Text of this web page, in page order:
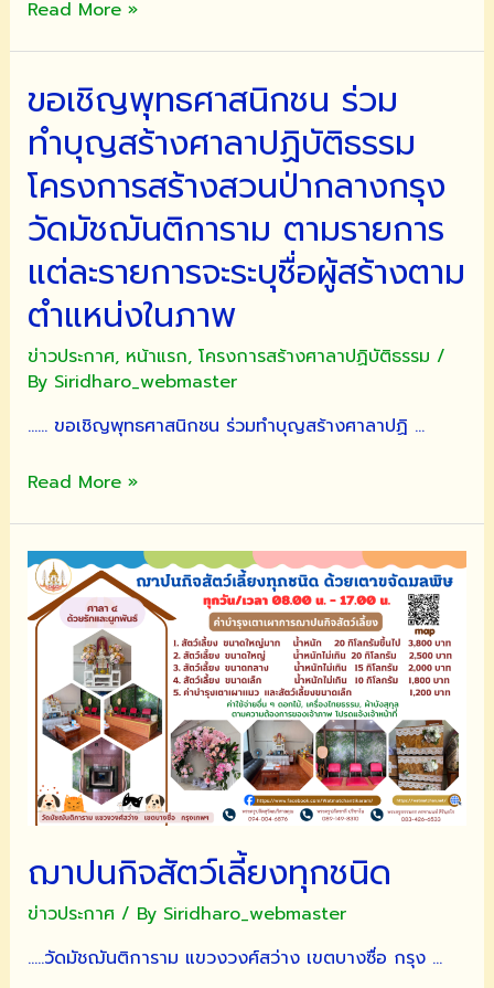
อบรม
กรรมฐาน
Read More »
ขอเชิญพุทธศาสนิกชน ร่วม
ทำบุญสร้างศาลาปฏิบัติธรรม
โครงการสร้างสวนป่ากลางกรุง
วัดมัชฌันติการาม ตามรายการ
แต่ละรายการจะระบุชื่อผู้สร้างตาม
ตำแหน่งในภาพ
ข่าวประกาศ, หน้าแรก, โครงการสร้างศาลาปฏิบัติธรรม /
By Siridharo_webmaster
…… ขอเชิญพุทธศาสนิกชน ร่วมทำบุญสร้างศาลาปฏิ …
ขอ
ร่วม
ทำบุญ
สร้าง
ธรรม
โครงการ
สวน
ป่า
กรุง
ตาม
รายการ
Read More »
ฌาปนกิจสัตว์เลี้ยงทุกชนิด
ข่าวประกาศ/ By Siridharo_webmaster
…..วัดมัชฌันติการาม แขวงวงศ์สว่าง เขตบางซื่อ กรุง …